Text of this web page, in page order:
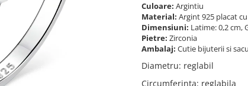
Culoare: Argintiu
Material: Argint 925 placat
Dimensiuni: Latime: 0,2 cm,
Pietre: Zirconia
Ambalaj: Cutie bijuterii si
Diametru: reglabil
Circumferinta: reglabila